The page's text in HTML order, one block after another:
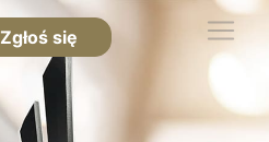
Zgłoś się